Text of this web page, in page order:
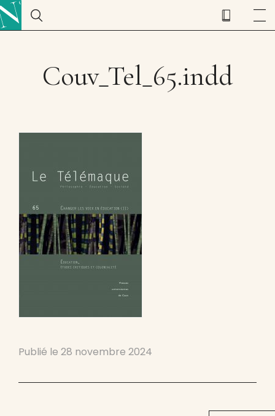
Couv_Tel_65.indd
Publié le 28 novembre 2024